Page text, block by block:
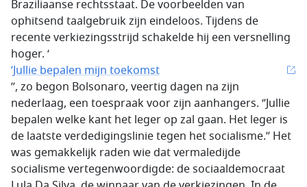
Braziliaanse rechtsstaat. De voorbeelden van
ophitsend taalgebruik zijn eindeloos. Tijdens de
recente verkiezingsstrijd schakelde hij een versnelling
hoger. ‘
’Jullie bepalen mijn toekomst
’’, zo begon Bolsonaro, veertig dagen na zijn
nederlaag, een toespraak voor zijn aanhangers. ‘’Jullie
bepalen welke kant het leger op zal gaan. Het leger is
de laatste verdedigingslinie tegen het socialisme.’’ Het
was gemakkelijk raden wie dat vermaledijde
socialisme vertegenwoordigde: de sociaaldemocraat